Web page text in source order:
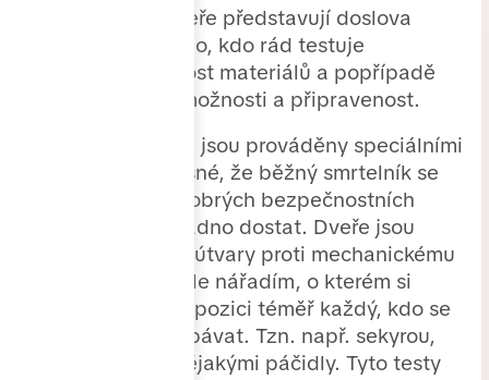
Bezpečnostní dveře představují doslova
výzvu pro každého, kdo rád testuje
maximální odolnost materiálů a popřípadě
své schopnosti, možnosti a připravenost.
Podle testů, které jsou prováděny speciálními
jednotkami, je jasné, že běžný smrtelník se
přes konstrukci dobrých bezpečnostních
dveří nemůže snadno dostat. Dveře jsou
testovány těmito útvary proti mechanickému
poškození, obvykle nářadím, o kterém si
myslí, že má k dispozici téměř každý, kdo se
chce někam vloupávat. Tzn. např. sekyrou,
kladivem nebo nějakými páčidly. Tyto testy